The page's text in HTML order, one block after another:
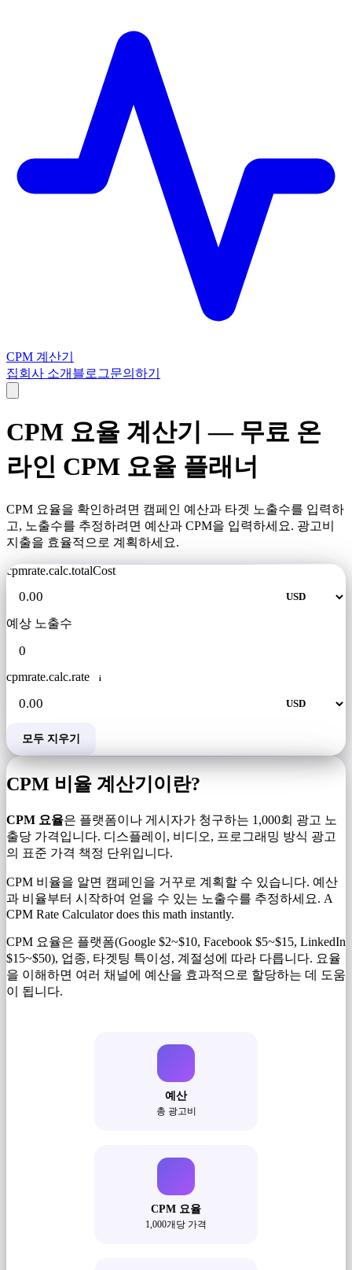
CPM 계산기
집회사 소개 블로그문의하기
CPM 요율 계산기 — 무료 온
라인 CPM 요율 플래너
CPM 요율을 확인하려면 캠페인 예산과 타겟 노출수를 입력하
고, 노출수를 추정하려면 예산과 CPM을 입력하세요. 광고비
지출을 효율적으로 계획하세요.
cpmrate.calc.totalCost
예상 노출수
cpmrate.calc.rate i
모두 지우기
CPM 비율 계산기이란?
CPM 요율은 플랫폼이나 게시자가 청구하는 1,000회 광고 노
출당 가격입니다. 디스플레이, 비디오, 프로그래밍 방식 광고
의 표준 가격 책정 단위입니다.
CPM 비율을 알면 캠페인을 거꾸로 계획할 수 있습니다. 예산
과 비율부터 시작하여 얻을 수 있는 노출수를 추정하세요. A
CPM Rate Calculator does this math instantly.
CPM 요율은 플랫폼(Google $2~$10, Facebook $5~$15, LinkedIn
$15~$50), 업종, 타겟팅 특이성, 계절성에 따라 다릅니다. 요율
을 이해하면 여러 채널에 예산을 효과적으로 할당하는 데 도움
이 됩니다.
예산
총 광고비
CPM 요율
1,000개당 가격